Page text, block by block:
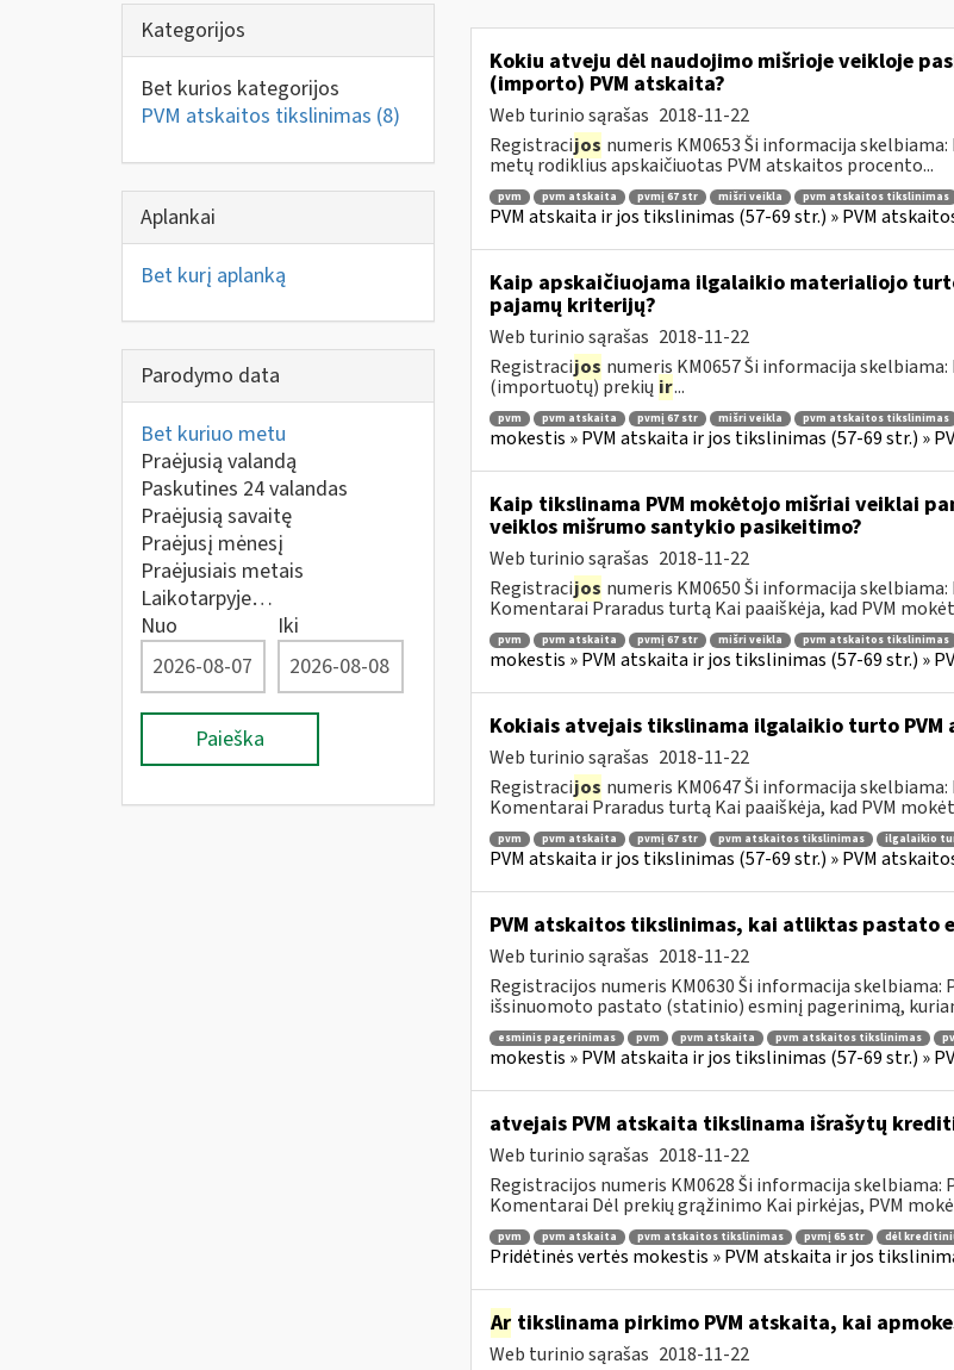
Kategorijos
Bet kurios kategorijos
PVM atskaitos tikslinimas (8)
Aplankai
Bet kurį aplanką
Parodymo data
Bet kuriuo metu
Praėjusią valandą
Paskutines 24 valandas
Praėjusią savaitę
Praėjusį mėnesį
Praėjusiais metais
Laikotarpyje…
Nuo
Iki
Paieška
Kokiu atveju dėl naudojimo mišrioje veikloje
(importo) PVM atskaita?
Web turinio sąrašas 2018-11-22
Registracijos numeris KM0653 Ši informacija
metų rodiklius apskaičiuotas PVM atskaitos procento...
pvm pvm atskaita pvmį 67 str mišri veikla pvm atskaitos tikslinimas
PVM atskaita ir jos tikslinimas (57-69 str.) » PVM
Kaip apskaičiuojama ilgalaikio materialiojo
pajamų kriterijų?
Web turinio sąrašas 2018-11-22
Registracijos numeris KM0657 Ši informacija
(importuotų) prekių ir...
pvm pvm atskaita pvmį 67 str mišri veikla pvm atskaitos tikslinimas
mokestis » PVM atskaita ir jos tikslinimas (57-69 str.) »
Kaip tikslinama PVM mokėtojo mišriai veiklai
veiklos mišrumo santykio pasikeitimo?
Web turinio sąrašas 2018-11-22
Registracijos numeris KM0650 Ši informacija
Komentarai Praradus turtą Kai paaiškėja, kad PVM
pvm pvm atskaita pvmį 67 str mišri veikla pvm atskaitos tikslinimas
mokestis » PVM atskaita ir jos tikslinimas (57-69 str.) »
Kokiais atvejais tikslinama ilgalaikio turto
Web turinio sąrašas 2018-11-22
Registracijos numeris KM0647 Ši informacija
Komentarai Praradus turtą Kai paaiškėja, kad PVM
pvm pvm atskaita pvmį 67 str pvm atskaitos tikslinimas ilgalaikio
PVM atskaita ir jos tikslinimas (57-69 str.) » PVM
PVM atskaitos tikslinimas, kai atliktas pastato
Web turinio sąrašas 2018-11-22
Registracijos numeris KM0630 Ši informacija
išsinuomoto pastato (statinio) esminį pagerinimą,
esminis pagerinimas pvm pvm atskaita pvm atskaitos tikslinimas
mokestis » PVM atskaita ir jos tikslinimas (57-69 str.) »
atvejais PVM atskaita tikslinama išrašytų
Web turinio sąrašas 2018-11-22
Registracijos numeris KM0628 Ši informacija
Komentarai Dėl prekių grąžinimo Kai pirkėjas, PVM
pvm pvm atskaita pvm atskaitos tikslinimas pvmį 65 str dėl
Pridėtinės vertės mokestis » PVM atskaita ir jos
Artikslinama pirkimo PVM atskaita, kai
Web turinio sąrašas 2018-11-22